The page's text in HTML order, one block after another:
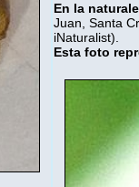
En la
Juan, Santa
iNaturalist).
Esta foto